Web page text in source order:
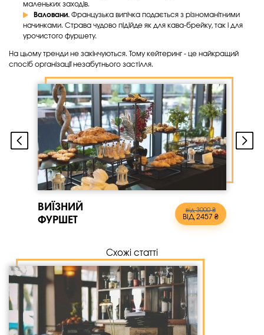
маленьких заходів.
Валовани.Французька випічка подається з різноманітними
начинками. Страва чудово підійде як для кава-брейку, так і для
урочистого фуршету.
На цьому тренди не закінчуються. Тому кейтеринг - це найкращий
спосіб організації незабутнього застілля.
ВИЇЗНИЙ
ФУРШЕТ
від 3000 ₴
ВІД 2457 ₴
Схожі статті